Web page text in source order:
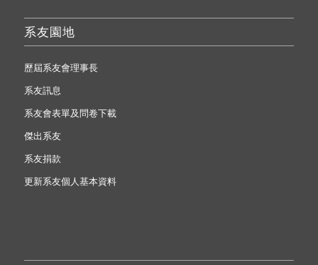
系友園地
歷屆系友會理事長
系友訊息
系友會表單及問卷下載
傑出系友
系友捐款
更新系友個人基本資料